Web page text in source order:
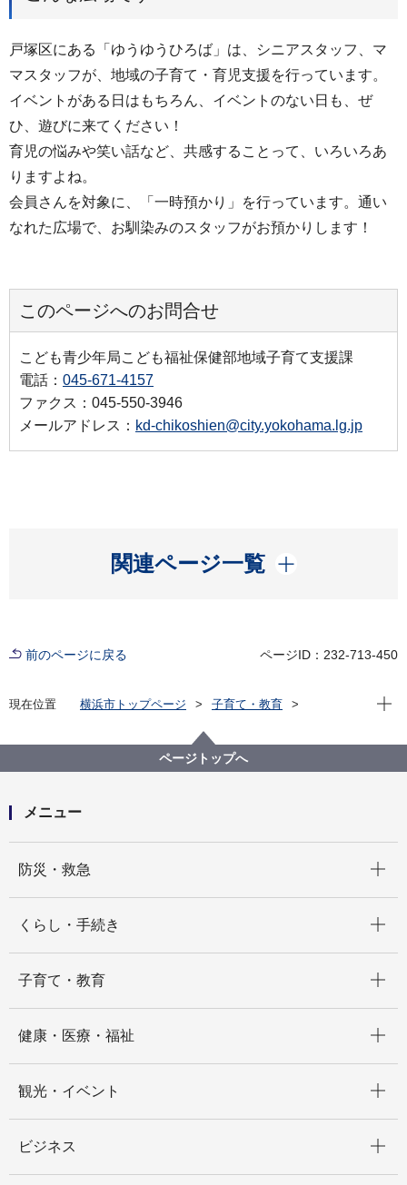
戸塚区にある「ゆうゆうひろば」は、シニアスタッフ、マ
マスタッフが、地域の子育て・育児支援を行っています。
イベントがある日はもちろん、イベントのない日も、ぜ
ひ、遊びに来てください！
育児の悩みや笑い話など、共感することって、いろいろあ
りますよね。
会員さんを対象に、「一時預かり」を行っています。通い
なれた広場で、お馴染みのスタッフがお預かりします！
このページへのお問合せ
こども青少年局こども福祉保健部地域子育て支援課
電話： 045-671-4157
ファクス：045-550-3946
メールアドレス： kd-chikoshien@city.yokohama.lg.jp
関連ページ一覧
開く
前のページに戻る ページID：232-713-450
現在位置 横浜市トップページ
子育て・教育
親と子のつどいの広場
戸塚区ゆうゆうひろば
現在
ページトップへ
メニュー
防災・救急
くらし・手続き
子育て・教育
健康・医療・福祉
観光・イベント
ビジネス